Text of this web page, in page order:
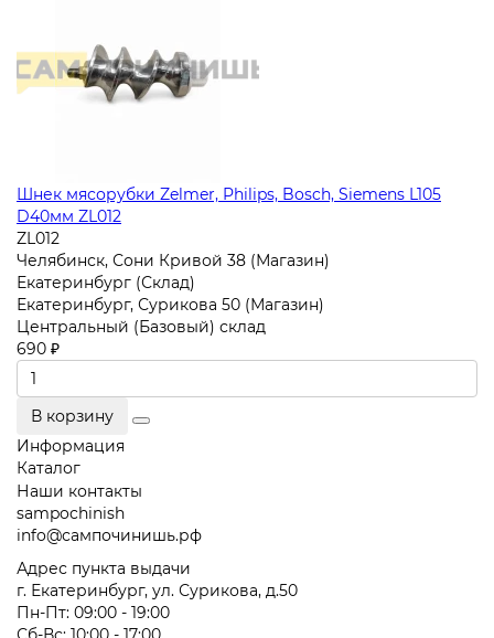
Шнек мясорубки Zelmer, Philips, Bosch, Siemens L105
D40мм ZL012
ZL012
Челябинск, Сони Кривой 38 (Магазин)
Екатеринбург (Склад)
Екатеринбург, Сурикова 50 (Магазин)
Центральный (Базовый) склад
690 ₽
В корзину
Информация
Каталог
Наши контакты
sampochinish
info@сампочинишь.рф
Адрес пункта выдачи
г. Екатеринбург, ул. Сурикова, д.50
Пн-Пт: 09:00 - 19:00